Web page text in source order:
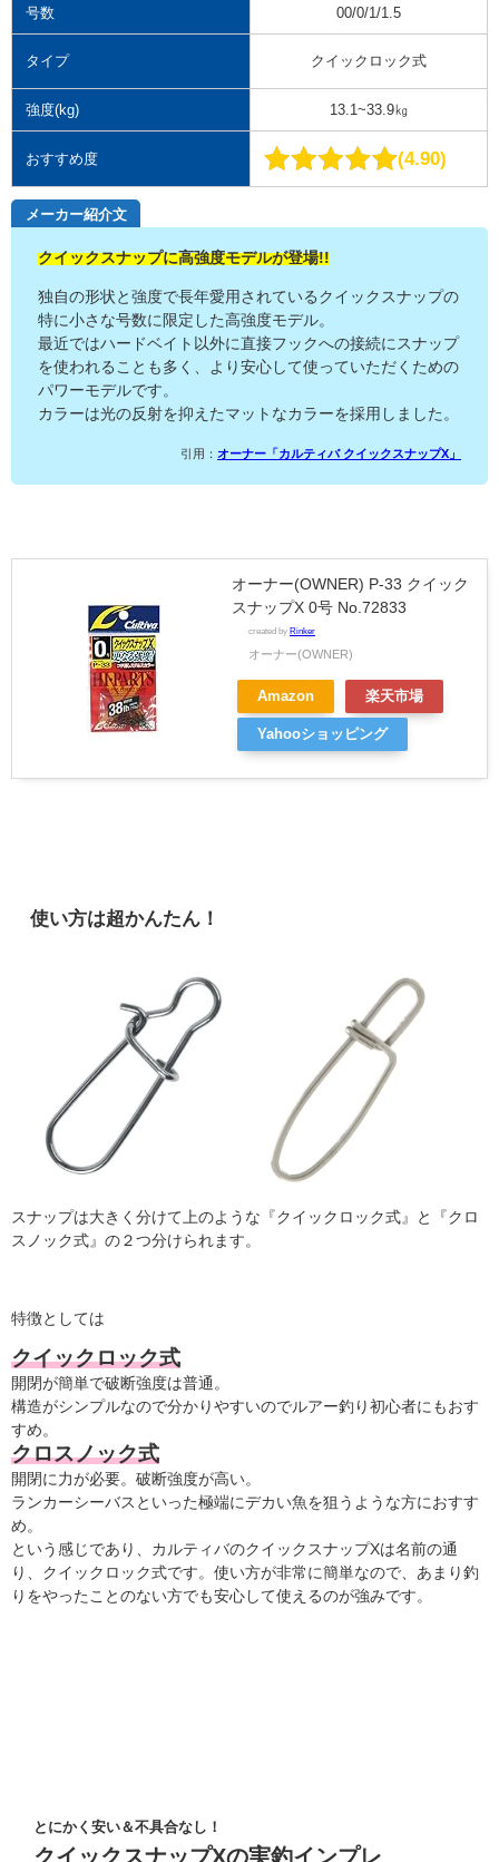
号数 00/0/1/1.5
タイプ クイックロック式
強度(kg) 13.1~33.9㎏
おすすめ度 4.90
メーカー紹介文
クイックスナップに高強度モデルが登場!!
独自の形状と強度で長年愛用されているクイックスナップの
特に小さな号数に限定した高強度モデル。
最近ではハードベイト以外に直接フックへの接続にスナップ
を使われることも多く、より安心して使っていただくための
パワーモデルです。
カラーは光の反射を抑えたマットなカラーを採用しました。
引用： オーナー「カルティバ クイックスナップX」
オーナー(OWNER) P-33 クイック
スナップX 0号 No.72833
created by Rinker
オーナー(OWNER)
Amazon 楽天市場
Yahooショッピング
使い方は超かんたん！
スナップは大きく分けて上のような『クイックロック式』と『クロ
スノック式』の２つ分けられます。
特徴としては
クイックロック式
開閉が簡単で破断強度は普通。
構造がシンプルなので分かりやすいのでルアー釣り初心者にもおす
すめ。
クロスノック式
開閉に力が必要。破断強度が高い。
ランカーシーバスといった極端にデカい魚を狙うような方におすす
め。
という感じであり、カルティバのクイックスナップXは名前の通
り、クイックロック式です。使い方が非常に簡単なので、あまり釣
りをやったことのない方でも安心して使えるのが強みです。
とにかく安い＆不具合なし！
クイックスナップXの実釣インプレ